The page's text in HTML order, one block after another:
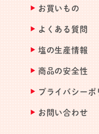
お買いもの
よくある質問
塩の生産情報
商品の安全性
プライバシーポ
お問い合わせ